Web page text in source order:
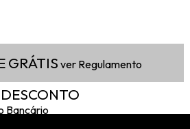
GRÁTIS ver Regulamento
Bancário